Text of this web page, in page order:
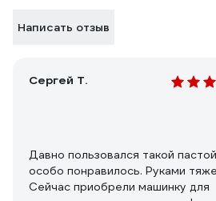
Написать отзыв
Сергей Т.
Давно пользовался такой
особо понравилось. Руками тяжело.
Сейчас приобрели машинку для